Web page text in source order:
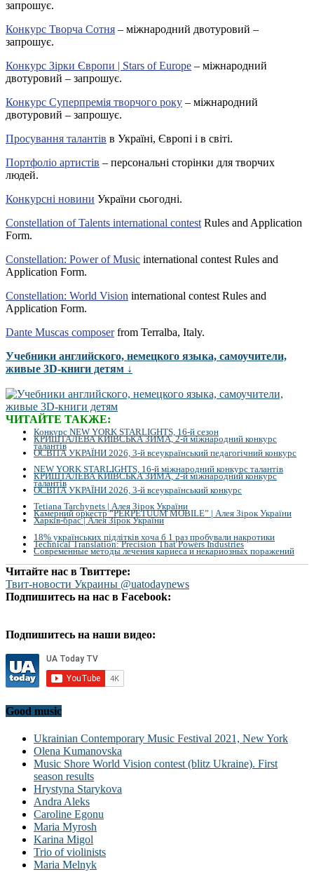
запрошує.
Конкурс Творча Сотня – міжнародний двотуровий –
запрошує.
Конкурс Зірки Європи | Stars of Europe – міжнародний
двотуровий – запрошує.
Конкурс Суперпремія творчого року – міжнародний
двотуровий – запрошує.
Просування талантів в Україні, Європі і в світі.
Портфоліо артистів – персональні сторінки для творчих
людей.
Конкурсні новини України сьогодні.
Constellation of Talents international contest Rules and Application
Form.
Constellation: Power of Music international contest Rules and
Application Form.
Constellation: World Vision international contest Rules and
Application Form.
Dante Muscas composerfrom Terralba, Italy.
Учебники английского, немецкого языка, самоучители,
живые 3D-книги детям ↓
ЧИТАЙТЕ ТАКЖЕ:
Конкурс NEW YORK STARLIGHTS, 16-й сезон
КРИШТАЛЕВА КИЇВСЬКА ЗИМА, 2-й міжнародний конкурс
талантів
ОСВІТА УКРАЇНИ 2026, 3-й всеукраїнський педагогічний конкурс
NEW YORK STARLIGHTS, 16-й міжнародний конкурс талантів
КРИШТАЛЕВА КИЇВСЬКА ЗИМА, 2-й міжнародний конкурс
талантів
ОСВІТА УКРАЇНИ 2026, 3-й всеукраїнський конкурс
Tetiana Tarchynets | Алея Зірок України
Камерний оркестр “PERPETUUM MOBILE” | Алея Зірок України
Харків-брас | Алея Зірок України
18% українських підлітків хоча б 1 раз пробували накротики
Technical Translation: Precision That Powers Industries
Современные методы лечения кариеса и некариозных поражений
Читайте нас в Твиттере:
Твит-новости Украины @uatodaynews
Подпишитесь на нас в Facebook:
Подпишитесь на наши видео:
Good music
Ukrainian Contemporary Music Festival 2021, New York
Olena Kumanovska
Music Shore World Vision contest (blitz Ukraine). First
season results
Hrystyna Starykova
Andra Aleks
Caroline Egonu
Maria Myrosh
Karina Migol
Trio of violinists
Maria Melnyk